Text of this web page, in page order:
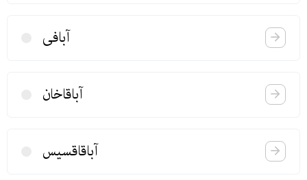
آبافی
آباقاخان
آباقاقسیس